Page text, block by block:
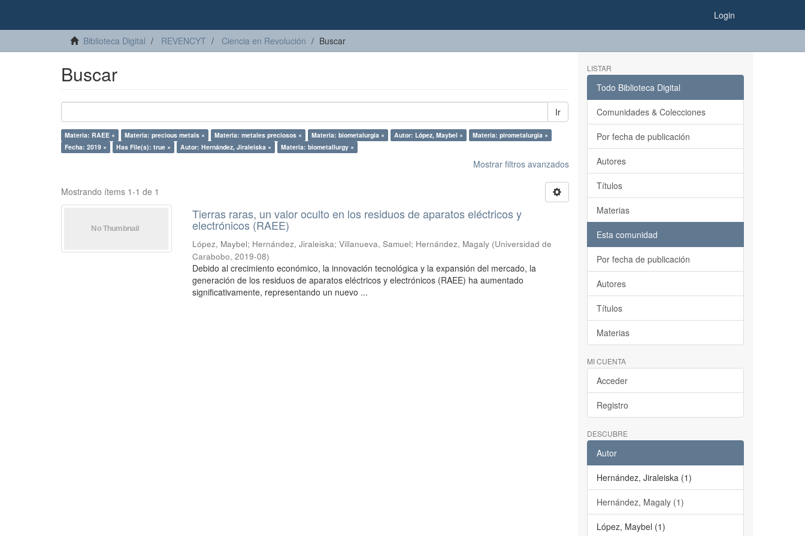
Login
Biblioteca Digital REVENCYT Ciencia en Revolución Buscar
Buscar
Ir
Materia: RAEE × Materia: precious metals × Materia: metales preciosos × Materia: biometalurgia × Autor: López, Maybel ×
Materia: pirometalurgia ×
Fecha: 2019 ×
Has File(s): true × Autor: Hernández, Jiraleiska × Materia: biometallurgy ×
Mostrar filtros avanzados
Mostrando ítems 1-1 de 1
Tierras raras, un valor oculto en los residuos de aparatos eléctricos y
electrónicos (RAEE)
López, Maybel; Hernández, Jiraleiska;Villanueva, Samuel; Hernández, Magaly (Universidad de
Carabobo,2019-08)
Debido al crecimiento económico, la innovación tecnológica y la expansión del mercado, la
generación de los residuos de aparatos eléctricos y electrónicos (RAEE) ha aumentado
significativamente, representando un nuevo ...
LISTAR
Todo Biblioteca Digital
Comunidades & Colecciones
Por fecha de publicación
Autores
Títulos
Materias
Esta comunidad
Por fecha de publicación
Autores
Títulos
Materias
MI CUENTA
Acceder
Registro
DESCUBRE
Autor
Hernández, Jiraleiska (1)
Hernández, Magaly (1)
López, Maybel (1)